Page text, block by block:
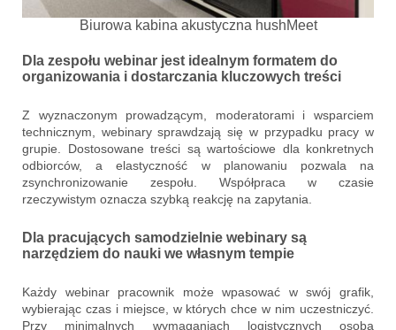
Biurowa kabina akustyczna hushMeet
Dla zespołu webinar jest idealnym formatem do
organizowania i dostarczania kluczowych treści
Z wyznaczonym prowadzącym, moderatorami i wsparciem
technicznym, webinary sprawdzają się w przypadku pracy w
grupie. Dostosowane treści są wartościowe dla konkretnych
odbiorców, a elastyczność w planowaniu pozwala na
zsynchronizowanie zespołu. Współpraca w czasie
rzeczywistym oznacza szybką reakcję na zapytania.
Dla pracujących samodzielnie webinary są
narzędziem do nauki we własnym tempie
Każdy webinar pracownik może wpasować w swój grafik,
wybierając czas i miejsce, w których chce w nim uczestniczyć.
Przy minimalnych wymaganiach logistycznych osoba